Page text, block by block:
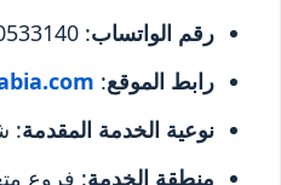
رقم الواتساب: 0560533140.
رابط الموقع:
نوعية الخدمة المقدمة:
منطقة الخدمة: فروع